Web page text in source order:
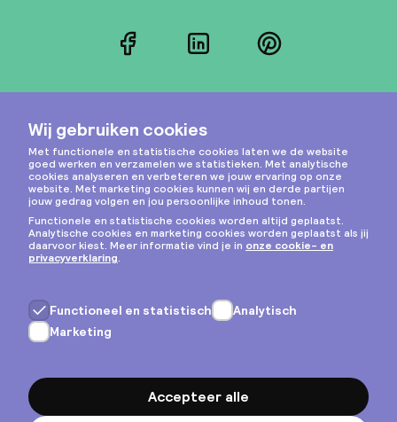
FacebookLinkedInPinterest
Instagram
Privacy & cookies
Algemene voorwaarden